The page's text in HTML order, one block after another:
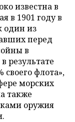
известна в
в 1901 году в
один из
перед
в
результате
своего флота»,
морских
также
оружия